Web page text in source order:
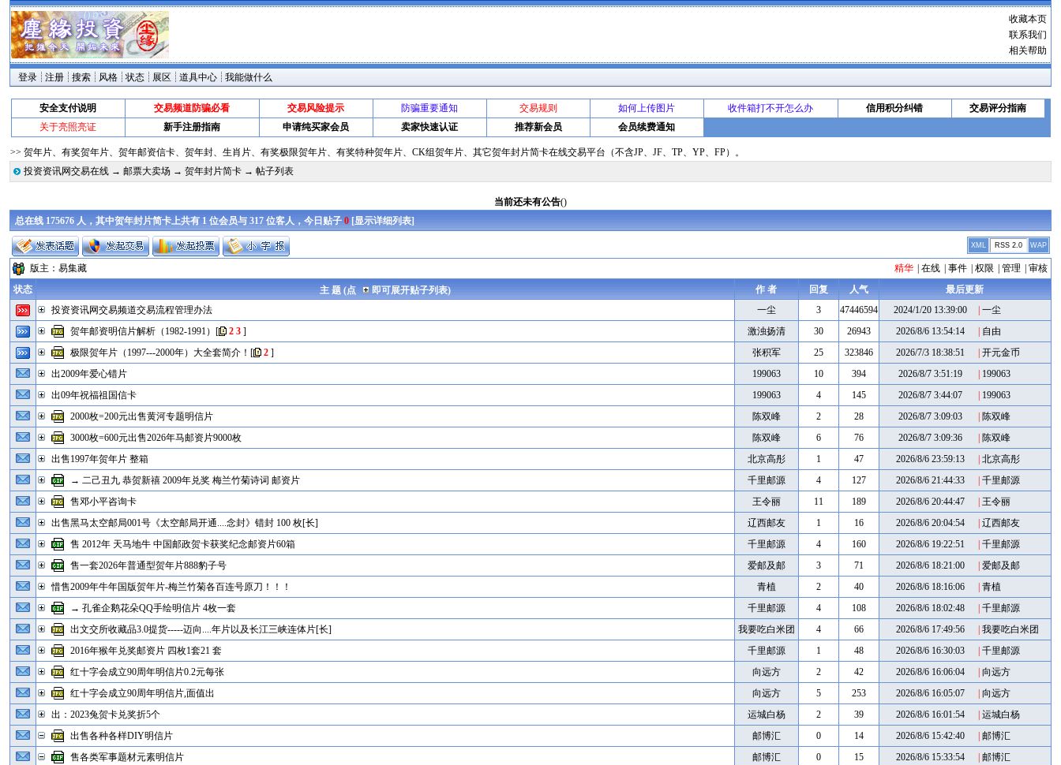
收藏本页
联系我们
相关帮助
登录 注册 搜索 风格 状态 展区 道具中心 我能做什么
安全支付说明 交易频道防骗必看 交易风险提示 防骗重要通知 交易规则 如何上传图片 收件箱打不开怎么办 信用积分纠错
交易评分指南
关于亮照亮证
新手注册指南 申请纯买家会员 卖家快速认证 推荐新会员 会员续费通知
>> 贺年片、有奖贺年片、贺年邮资信卡、贺年封、生肖片、有奖极限贺年片、有奖特种贺年片、CK组贺年片、其它贺年封片简卡在线交易平台（不含JP、JF、TP、YP、FP）。
投资资讯网交易在线 →邮票大卖场 →贺年封片简卡 → 帖子列表
当前还未有公告()
总在线 175676 人，其中贺年封片简卡上共有 1 位会员与 317 位客人，今日贴子0[显示详细列表]
XML RSS 2.0 WAP
精华 在线 事件 权限 管理 审核
版主：易集藏
作 者
回复 人气 最后更新
状态 主 题 (点
即可展开贴子列表)
一尘
3 47446594 2024/1/20 13:39:00 一尘
投资资讯网交易频道交易流程管理办法
激浊扬清
30 26943 2026/8/6 13:54:14 自由
贺年邮资明信片解析（1982-1991） [ 2 3 ]
张积军
25 323846 2026/7/3 18:38:51 开元金币
极限贺年片（1997---2000年）大全套简介！ [ 2 ]
199063
10 394 2026/8/7 3:51:19 199063
出2009年爱心错片
199063
4 145 2026/8/7 3:44:07 199063
出09年祝福祖国信卡
陈双峰
2 28 2026/8/7 3:09:03 陈双峰
2000枚=200元出售黄河专题明信片
陈双峰
6 76 2026/8/7 3:09:36 陈双峰
3000枚=600元出售2026年马邮资片9000枚
北京高彤
1 47 2026/8/6 23:59:13 北京高彤
出售1997年贺年片 整箱
千里邮源
4 127 2026/8/6 21:44:33 千里邮源
→ 二己丑九 恭贺新禧 2009年兑奖 梅兰竹菊诗词 邮资片
王令丽
11 189 2026/8/6 20:44:47 王令丽
售邓小平咨询卡
辽西邮友
1 16 2026/8/6 20:04:54 辽西邮友
出售黑马太空邮局001号《太空邮局开通....念封》错封 100 枚[长]
千里邮源
4 160 2026/8/6 19:22:51 千里邮源
售 2012年 天马地牛 中国邮政贺卡获奖纪念邮资片60箱
爱邮及邮
3 71 2026/8/6 18:21:00 爱邮及邮
售一套2026年普通型贺年片888豹子号
青植
2 40 2026/8/6 18:16:06 青植
惜售2009年牛年国版贺年片-梅兰竹菊各百连号原刀！！！
千里邮源
4 108 2026/8/6 18:02:48 千里邮源
→ 孔雀企鹅花朵QQ手绘明信片 4枚一套
我要吃白米团
123
4 66 2026/8/6 17:49:56
我要吃白米团
123
出文交所收藏品3.0提货-----迈向....年片以及长江三峡连体片[长]
千里邮源
1 48 2026/8/6 16:30:03 千里邮源
2016年猴年兑奖邮资片 四枚1套21 套
向远方
2 42 2026/8/6 16:06:04 向远方
红十字会成立90周年明信片0.2元每张
向远方
5 253 2026/8/6 16:05:07 向远方
红十字会成立90周年明信片,面值出
运城白杨
2 39 2026/8/6 16:01:54 运城白杨
出：2023兔贺卡兑奖折5个
邮博汇
0 14 2026/8/6 15:42:40 邮博汇
出售各种各样DIY明信片
邮博汇
0 15 2026/8/6 15:33:54 邮博汇
售各类军事题材元素明信片